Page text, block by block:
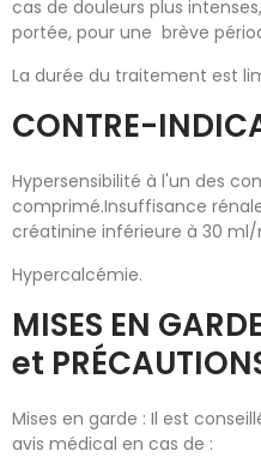
cas de douleurs plus
portée, pour une brève
La durée du traitement est
CONTRE-
Hypersensibilité à l'un des
comprimé.Insuffisance
créatinine inférieure à 30
Hypercalcémie.
MISES EN
et
Mises en garde : Il est
avis médical en cas de :